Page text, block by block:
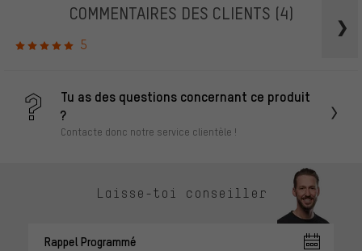
COMMENTAIRES DES CLIENTS (4)
5
Tu as des questions concernant ce produit
?
Contacte donc notre service clientèle !
Laisse-toi conseiller
Rappel Programmé